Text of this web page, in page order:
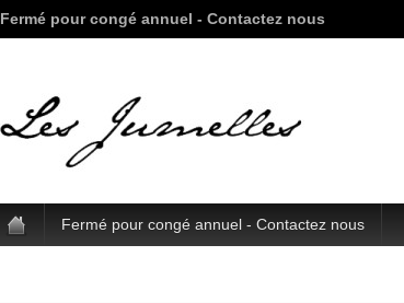
Fermé pour congé annuel - Contactez nous
Fermé pour congé annuel - Contactez nous